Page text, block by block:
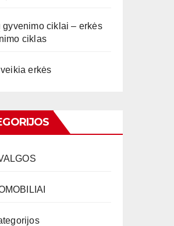
gyvenimo ciklai – erkės
ciklas
erkės